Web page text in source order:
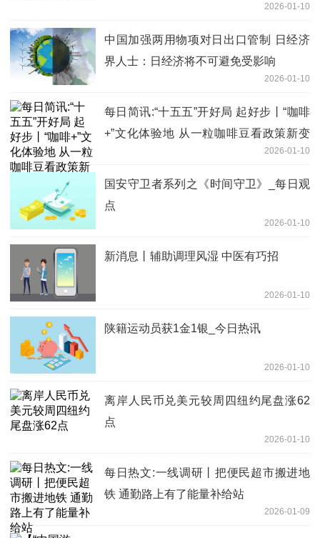
2026-01-10
中国加强两用物项对日出口管制 日经济
界人士：日经济将不可避免受影响
2026-01-10
每日简讯:“十五五”开好局 起好步丨“咖啡
+”文化体验地 从一粒咖啡豆看政策新变
2026-01-10
国安守卫者系列之《时间守卫》_每日观
点
2026-01-10
新消息丨辅助调理风湿 中医有巧招
2026-01-10
陕籍运动员获1金1银_今日热讯
2026-01-10
离岸人民币兑美元较周四纽约尾盘涨62
点
2026-01-10
每日热文:一线调研丨把便民超市搬进地
铁 通勤路上有了能量补给站
2026-01-09